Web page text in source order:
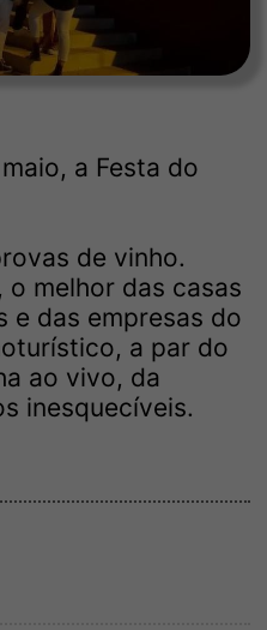
a Festa do
de vinho.
o melhor das casas
e das empresas do
a par do
ao vivo, da
inesquecíveis.